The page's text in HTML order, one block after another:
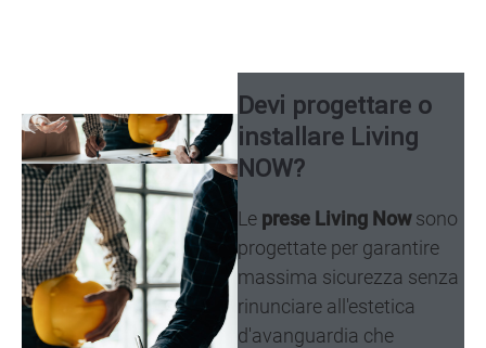
Image
Image
Devi progettare o
installare Living
NOW?
Le prese Living Nowsono
progettate per garantire
massima sicurezza senza
rinunciare all'estetica
d'avanguardia che